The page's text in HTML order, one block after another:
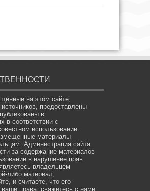
на этом сайте,
предоставлены
в
в соответствии с
использовании.
материалы
Администрация сайта
за содержание материалов
в нарушение прав
владельцем
либо материал,
и считаете, что его
права, свяжитесь с нами